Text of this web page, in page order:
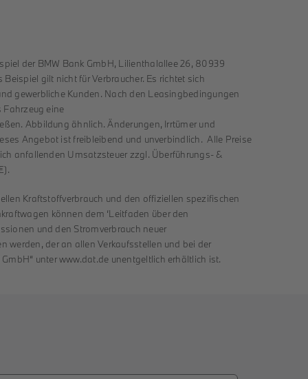
der BMW Bank GmbH, Lilienthalallee 26, 80939
gilt nicht für Verbraucher. Es richtet sich
gewerbliche Kunden. Nach den Leasingbedingungen
Fahrzeug eine
Abbildung ähnlich. Änderungen, Irrtümer und
Angebot ist freibleibend und unverbindlich. Alle Preise
anfallenden Umsatzsteuer zzgl. Überführungs- &
Kraftstoffverbrauch und den offiziellen spezifischen
können dem ‘Leitfaden über den
und den Stromverbrauch neuer
werden, der an allen Verkaufsstellen und bei der
unter www.dat.de unentgeltlich erhältlich ist.